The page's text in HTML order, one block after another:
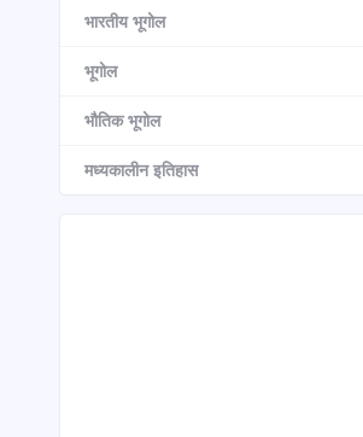
भारतीय भूगोल
भूगोल
भौतिक भूगोल
मध्यकालीन इतिहास